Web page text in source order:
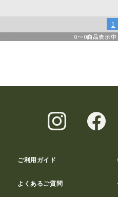
1
0～0商品表示中
ご利用ガイド
よくあるご質問